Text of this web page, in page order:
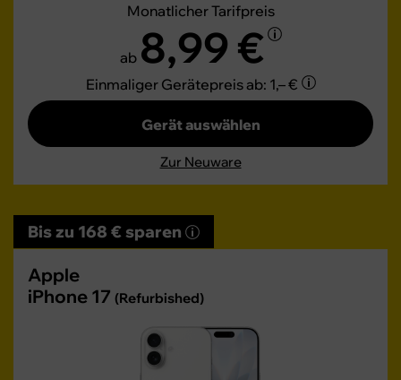
Monatlicher Tarifpreis
ab 8,99 €
Einmaliger Gerätepreisab: 1,– €
Gerät auswählen
Zur Neuware
Bis zu 168 € sparen
Apple
iPhone 17 (Refurbished)